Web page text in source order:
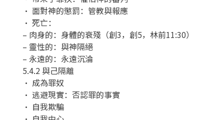
• 面對神的懲罰：管教與報應
• 死亡：
– 肉身的：身體的衰殘（創3，創5，林前11:30）
– 靈性的：與神隔絕
– 永遠的：永遠沉淪
5.4.2 與己隔離
• 成為罪奴
• 逃避現實：否認罪的事實
• 自我欺騙